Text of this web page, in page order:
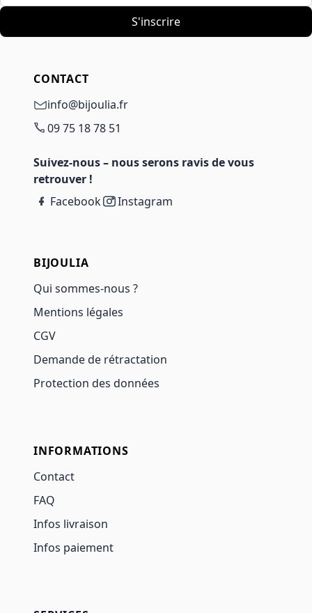
S'inscrire
CONTACT
info@bijoulia.fr
09 75 18 78 51
Suivez-nous – nous serons ravis de vous
retrouver !
Facebook
Instagram
BIJOULIA
Qui sommes-nous ?
Mentions légales
CGV
Demande de rétractation
Protection des données
INFORMATIONS
Contact
FAQ
Infos livraison
Infos paiement